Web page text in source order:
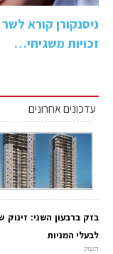
ניסנקורן קורא
זכויות משגיחי…
עדכונים אחרונים
לבעלי המניות
השוק